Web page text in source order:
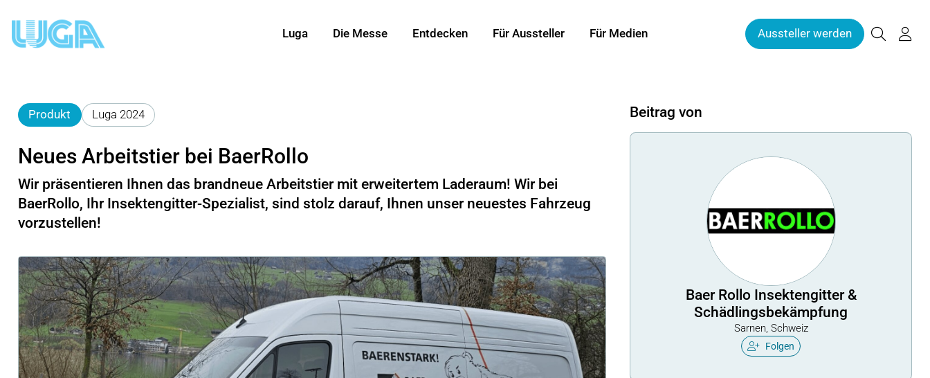
Luga Die Messe Entdecken Für Aussteller Für Medien Aussteller werden
Produkt Luga 2024
Neues Arbeitstier bei BaerRollo
Wir präsentieren Ihnen das brandneue Arbeitstier mit erweitertem Laderaum! Wir bei
BaerRollo, Ihr Insektengitter-Spezialist, sind stolz darauf, Ihnen unser neuestes Fahrzeug
vorzustellen!
Beitrag von
Baer Rollo Insektengitter &
Schädlingsbekämpfung
Sarnen, Schweiz
Folgen